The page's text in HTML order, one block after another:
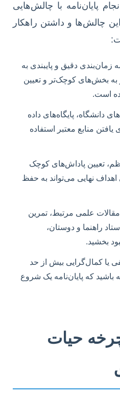
پایان‌نامه با چالش‌هایی
چالش‌ها و داشتن راهکار
زمان‌بندی دقیق و پایبندی به
بخش‌های کوچک‌تر و تعیین
است.
دانشگاه، پایگاه‌های داده
منابع معتبر استفاده
تعیین پاداش‌های کوچک
نهایی می‌تواند به حفظ
مقالات علمی مرتبط، تمرین
راهنما و دوستان،
بخشید.
یا کمال‌گرایی بیش از حد
باشید که پایان‌نامه یک شروع
حیات